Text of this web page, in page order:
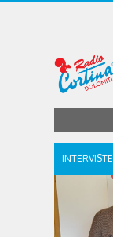
INTERVISTE